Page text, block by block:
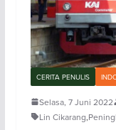
CERITA PENULIS
Selasa, 7 Juni 2022
Lin Cikarang,